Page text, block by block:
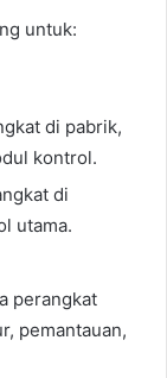
untuk:
di pabrik,
kontrol.
di
utama.
perangkat
pemantauan,